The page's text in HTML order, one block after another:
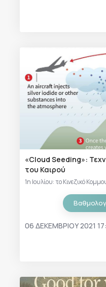
«Cloud Seeding»:
του Καιρού
1η Ιουλίου: το Κινεζικό
06 ΔΕΚΕΜΒΡΊΟΥ 2021